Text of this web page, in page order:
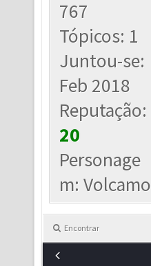
767
Tópicos: 1
Juntou-se:
Feb 2018
Reputação:
20
Personage
m: Volcamo
Encontrar